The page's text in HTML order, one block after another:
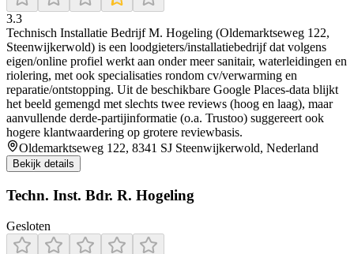
3.3
Technisch Installatie Bedrijf M. Hogeling (Oldemarktseweg 122,
Steenwijkerwold) is een loodgieters/installatiebedrijf dat volgens
eigen/online profiel werkt aan onder meer sanitair, waterleidingen en
riolering, met ook specialisaties rondom cv/verwarming en
reparatie/ontstopping. Uit de beschikbare Google Places-data blijkt
het beeld gemengd met slechts twee reviews (hoog en laag), maar
aanvullende derde-partijinformatie (o.a. Trustoo) suggereert ook
hogere klantwaardering op grotere reviewbasis.
Oldemarktseweg 122, 8341 SJ Steenwijkerwold, Nederland
Bekijk details
Techn. Inst. Bdr. R. Hogeling
Gesloten